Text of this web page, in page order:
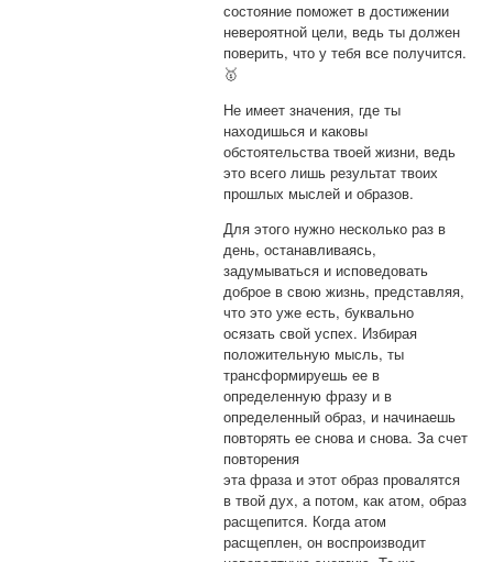
состояние поможет в достижении
невероятной цели, ведь ты должен
поверить, что у тебя все получится.
🥇
Не имеет значения, где ты
находишься и каковы
обстоятельства твоей жизни, ведь
это всего лишь результат твоих
прошлых мыслей и образов.
Для этого нужно несколько раз в
день, останавливаясь,
задумываться и исповедовать
доброе в свою жизнь, представляя,
что это уже есть, буквально
осязать свой успех. Избирая
положительную мысль, ты
трансформируешь ее в
определенную фразу и в
определенный образ, и начинаешь
повторять ее снова и снова. За счет
повторения
эта фраза и этот образ провалятся
в твой дух, а потом, как атом, образ
расщепится. Когда атом
расщеплен, он воспроизводит